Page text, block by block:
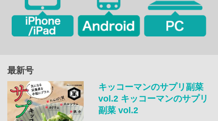
最新号
キッコーマンのサプリ副菜
vol.2 キッコーマンのサプリ
副菜 vol.2